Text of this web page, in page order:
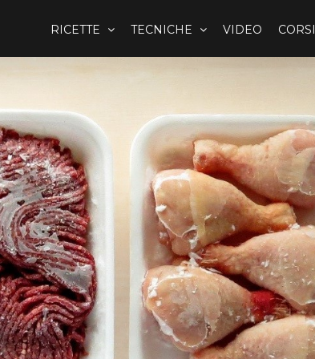
RICETTE TECNICHE VIDEO CORSI